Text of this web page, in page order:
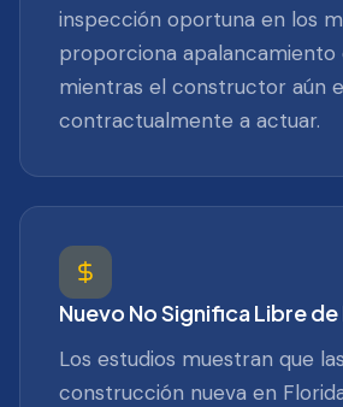
inspección oportuna en los
proporciona
mientras el constructor aún
contractualmente a actuar.
Nuevo No Significa Libre
Los estudios muestran que
construcción nueva en